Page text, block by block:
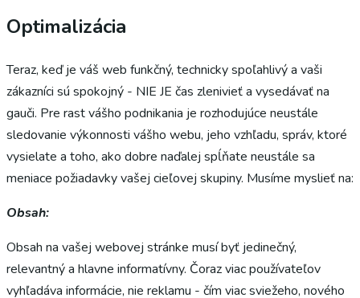
Optimalizácia
Teraz, keď je váš web funkčný, technicky spoľahlivý a vaši
zákazníci sú spokojný - NIE JE čas zlenivieť a vysedávať na
gauči. Pre rast vášho podnikania je rozhodujúce neustále
sledovanie výkonnosti vášho webu, jeho vzhľadu, správ, ktoré
vysielate a toho, ako dobre naďalej spĺňate neustále sa
meniace požiadavky vašej cieľovej skupiny. Musíme myslieť na:
Obsah:
Obsah na vašej webovej stránke musí byť jedinečný,
relevantný a hlavne informatívny. Čoraz viac používateľov
vyhľadáva informácie, nie reklamu - čím viac sviežeho, nového